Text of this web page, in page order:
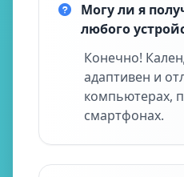
Могу ли я
любого
Конечно!
адаптивен и
компьютерах,
смартфонах.